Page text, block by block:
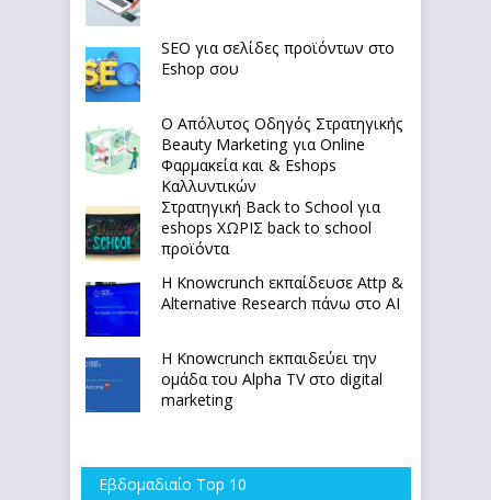
SEO για σελίδες προϊόντων στο
Eshop σου
Ο Απόλυτoς Οδηγός Στρατηγικής
Beauty Marketing για Online
Φαρμακεία και & Eshops
Καλλυντικών
Στρατηγική Back to School για
eshops ΧΩΡΙΣ back to school
προϊόντα
Η Knowcrunch εκπαίδευσε Attp &
Alternative Research πάνω στο ΑΙ
Η Knowcrunch εκπαιδεύει την
ομάδα του Alpha TV στο digital
marketing
Εβδομαδιαίο Top 10